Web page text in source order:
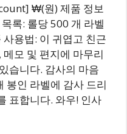
₩(원) 제품 정보
록: 롤당 500 개 라벨
용법: 이 귀엽고 친근
모 및 편지에 마무리
습니다. 감사의 마음
봉인 라벨에 감사 드리
표합니다. 와우! 인사